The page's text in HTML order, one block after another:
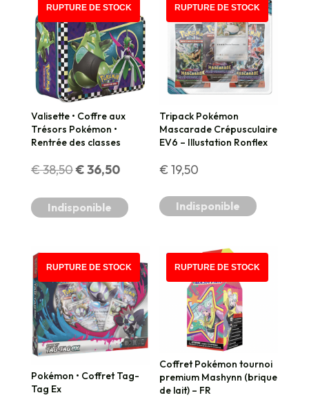
PROMO !
RUPTURE DE STOCK
Valisette • Coffre aux
Trésors Pokémon •
Rentrée des classes
€38,50Le
prix
était :
€ 38,50.
€36,50Le
prix
est :
€ 36,50.
Indisponible
RUPTURE DE STOCK
Tripack Pokémon
Mascarade Crépusculaire
EV6 – Illustation Ronflex
€ 19,50
Indisponible
RUPTURE DE STOCK
Pokémon • Coffret Tag-
Tag Ex
PROMO !
RUPTURE DE STOCK
Coffret Pokémon tournoi
premium Mashynn (brique
de lait) – FR